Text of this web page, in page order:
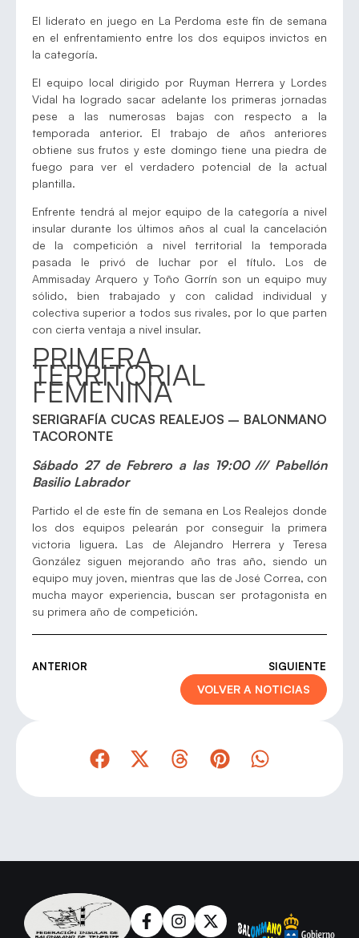
El liderato en juego en La Perdoma este fin de semana
en el enfrentamiento entre los dos equipos invictos en
la categoría.
El equipo local dirigido por Ruyman Herrera y Lordes
Vidal ha logrado sacar adelante los primeras jornadas
pese a las numerosas bajas con respecto a la
temporada anterior. El trabajo de años anteriores
obtiene sus frutos y este domingo tiene una piedra de
fuego para ver el verdadero potencial de la actual
plantilla.
Enfrente tendrá al mejor equipo de la categoría a nivel
insular durante los últimos años al cual la cancelación
de la competición a nivel territorial la temporada
pasada le privó de luchar por el título. Los de
Ammisaday Arquero y Toño Gorrín son un equipo muy
sólido, bien trabajado y con calidad individual y
colectiva superior a todos sus rivales, por lo que parten
con cierta ventaja a nivel insular.
PRIMERA
TERRITORIAL
FEMENINA
SERIGRAFÍA CUCAS REALEJOS – BALONMANO
TACORONTE
Sábado 27 de Febrero a las 19:00 /// Pabellón
Basilio Labrador
Partido el de este fin de semana en Los Realejos donde
los dos equipos pelearán por conseguir la primera
victoria liguera. Las de Alejandro Herrera y Teresa
González siguen mejorando año tras año, siendo un
equipo muy joven, mientras que las de José Correa, con
mucha mayor experiencia, buscan ser protagonista en
su primera año de competición.
ANTERIOR SIGUIENTE
VOLVER A NOTICIAS